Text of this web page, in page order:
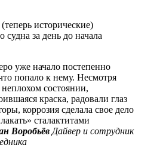
исторические)
судна за день до начала
уже начало постепенно
попало к нему. Несмотря
состоянии,
краска, радовали глаз
коррозия сделала свое дело
сталактитами
Воробьёв Дайвер и сотрудник